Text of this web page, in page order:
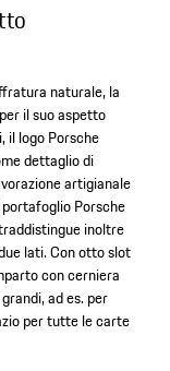
naturale, la
il suo aspetto
il logo Porsche
dettaglio di
artigianale
Porsche
inoltre
lati. Con otto slot
con cerniera
ad es. per
per tutte le carte